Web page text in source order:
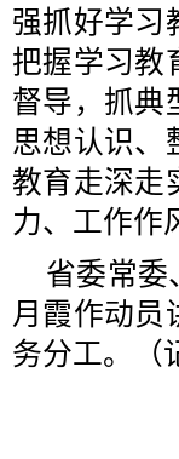
强抓好学习
把握学习教
督导，抓典
思想认识、
教育走深走
力、工作作
省委常委
月霞作动员
务分工。（